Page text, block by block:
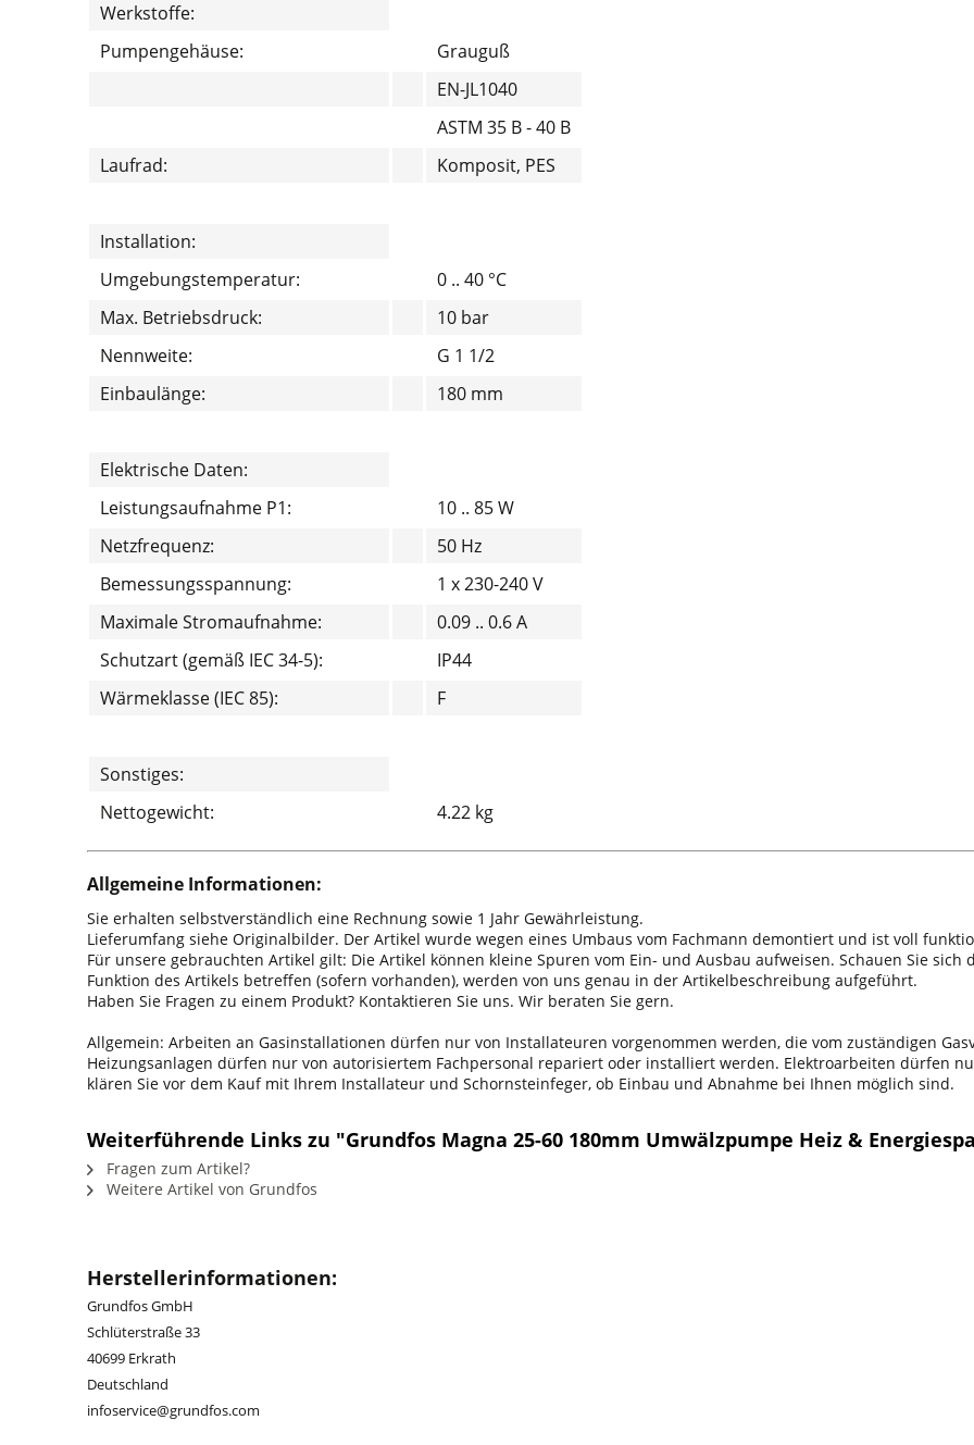
Werkstoffe:
Pumpengehäuse:
Grauguß
EN-JL1040
ASTM 35 B - 40 B
Laufrad:
Komposit, PES
Installation:
Umgebungstemperatur:
0 .. 40 °C
Max. Betriebsdruck:
10 bar
Nennweite:
G 1 1/2
Einbaulänge:
180 mm
Elektrische Daten:
Leistungsaufnahme P1:
10 .. 85 W
Netzfrequenz:
50 Hz
Bemessungsspannung:
1 x 230-240 V
Maximale Stromaufnahme:
0.09 .. 0.6 A
Schutzart (gemäß IEC 34-5):
IP44
Wärmeklasse (IEC 85):
F
Sonstiges:
Nettogewicht:
4.22 kg
Allgemeine Informationen:
Sie erhalten selbstverständlich eine Rechnung sowie 1 Jahr Gewährleistung.
Lieferumfang siehe Originalbilder. Der Artikel wurde wegen eines Umbaus vom Fachmann demontiert und ist voll
Für unsere gebrauchten Artikel gilt: Die Artikel können kleine Spuren vom Ein- und Ausbau aufweisen. Schauen Sie
Funktion des Artikels betreffen (sofern vorhanden), werden von uns genau in der Artikelbeschreibung aufgeführt.
Haben Sie Fragen zu einem Produkt? Kontaktieren Sie uns. Wir beraten Sie gern.
Allgemein: Arbeiten an Gasinstallationen dürfen nur von Installateuren vorgenommen werden, die vom zuständigen
Heizungsanlagen dürfen nur von autorisiertem Fachpersonal repariert oder installiert werden. Elektroarbeiten dürfen
klären Sie vor dem Kauf mit Ihrem Installateur und Schornsteinfeger, ob Einbau und Abnahme bei Ihnen möglich sind.
Weiterführende Links zu "Grundfos Magna 25-60 180mm Umwälzpumpe Heiz &
Fragen zum Artikel?
Weitere Artikel von Grundfos
Herstellerinformationen:
Grundfos GmbH
Schlüterstraße 33
40699 Erkrath
Deutschland
infoservice@grundfos.com